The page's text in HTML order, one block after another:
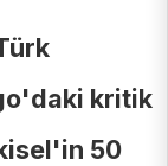
kritik
50